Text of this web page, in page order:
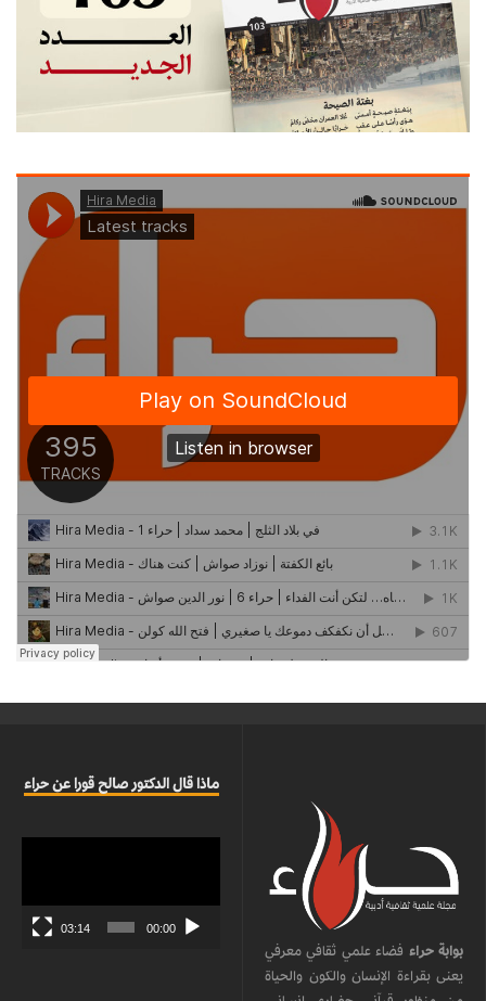
بوابة حراء فضاء علمي ثقافي معرفي
يعنى بقراءة الإنسان والكون والحياة
ماذا قال الدكتور صالح قورا عن حراء
00:00
03:14